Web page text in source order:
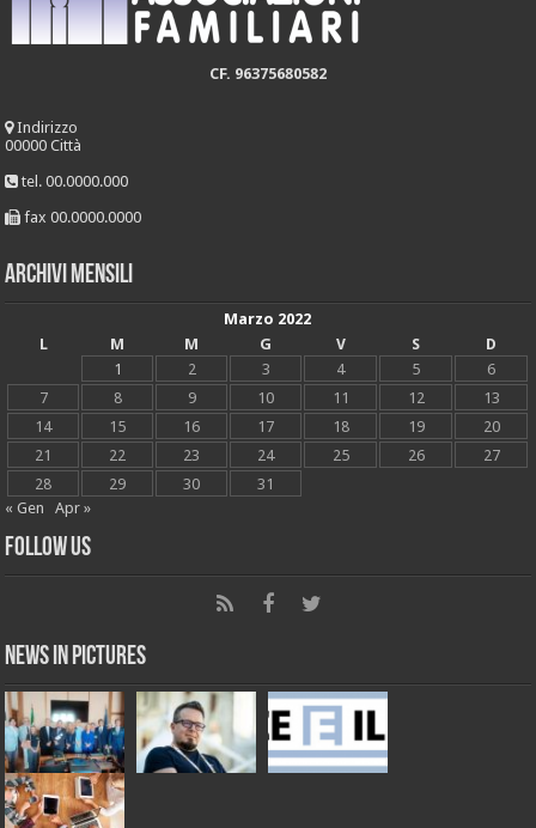
CF. 96375680582
Indirizzo
00000 Città
tel. 00.0000.000
fax 00.0000.0000
Archivi mensili
Marzo 2022
L
M M G V S
D
1
2 3 4 5
6
7
8 9 10 11 12
13
14
15 16 17 18 19
20
21
22 23 24 25 26
27
28
29 30
31
« Gen
Apr »
Follow Us
News in Pictures